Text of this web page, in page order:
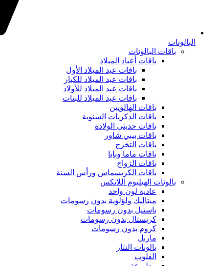
البالونات
باقات البالونات
باقات أعياد الميلاد
باقات عيد الميلاد الأول
باقات عيد الميلاد للكبار
باقات عيد الميلاد للأولاد
باقات عيد الميلاد للبنات
باقات الهالويين
باقات الذكريات السنوية
باقات حديثي الولادة
باقات بيبي شاور
باقات التخرج
باقات ماما وبابا
باقات الزواج
باقات الكريسماس ورأس السنة
بالونات الهيليوم اللاتكس
عادية لون واحد
ميتاليك ولؤلؤية بدون رسومات
باستيل بدون رسومات
كريستال بدون رسومات
كروم بدون رسومات
ماربل
بالونات النثار
القلوب